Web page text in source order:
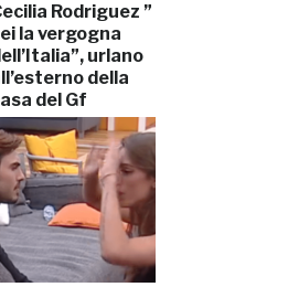
Rodriguez ”
la vergogna
urlano
della
del Gf